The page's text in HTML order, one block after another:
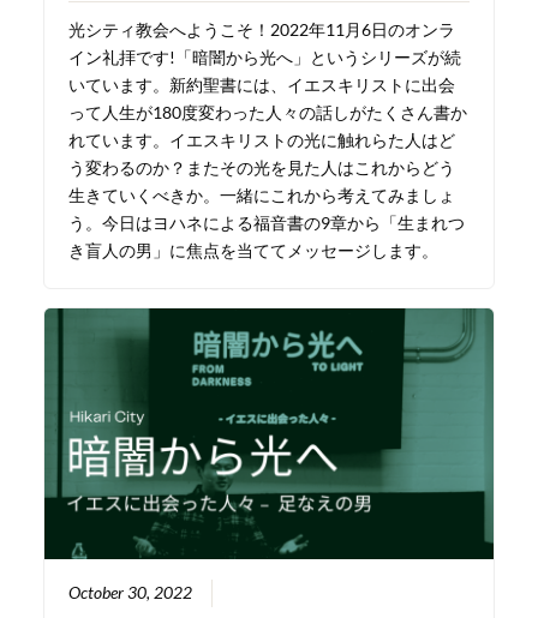
光シティ教会へようこそ！2022年11月6日のオンラ
イン礼拝です!「暗闇から光へ」というシリーズが続
いています。新約聖書には、イエスキリストに出会
って人生が180度変わった人々の話しがたくさん書か
れています。イエスキリストの光に触れらた人はど
う変わるのか？またその光を見た人はこれからどう
生きていくべきか。一緒にこれから考えてみましょ
う。今日はヨハネによる福音書の9章から「生まれつ
き盲人の男」に焦点を当ててメッセージします。
October 30, 2022